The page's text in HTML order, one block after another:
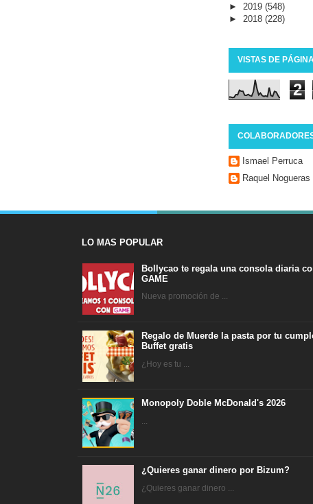
► 2019 (548)
► 2018 (228)
VISTAS DE
2
Ismael Perruca
Raquel Nogueras
LO MAS POPULAR
Bollycao te regala una consola diaria
GAME
Nueva promoción de ...
Regalo de Muerde la pasta por tu
Buffet gratis
¿Hoy es tu ...
Monopoly Doble McDonald's 2026
¿Quieres ganar dinero por Bizum?
¿Quieres ganar dinero ...